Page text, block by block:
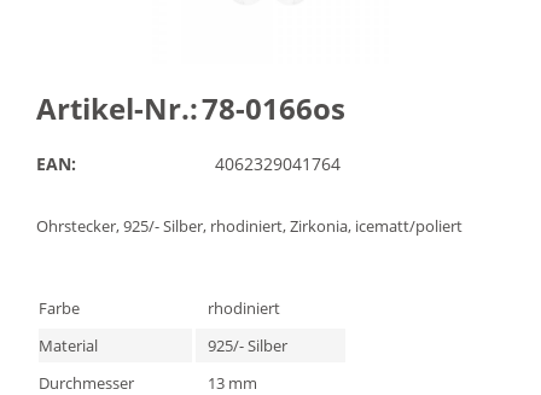
Artikel-Nr.:78-0166os
EAN: 4062329041764
Ohrstecker, 925/- Silber, rhodiniert, Zirkonia, icematt/poliert
Farbe
rhodiniert
Material
925/- Silber
Durchmesser
13 mm